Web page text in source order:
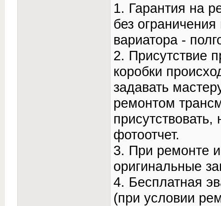
1. Гарантия на
без
вариатора -
2. Присутствие
коробки
задавать
ремонтом
фотоотчет.
3. При ремонте
оригинальные
4. Бесплатная
(при условии